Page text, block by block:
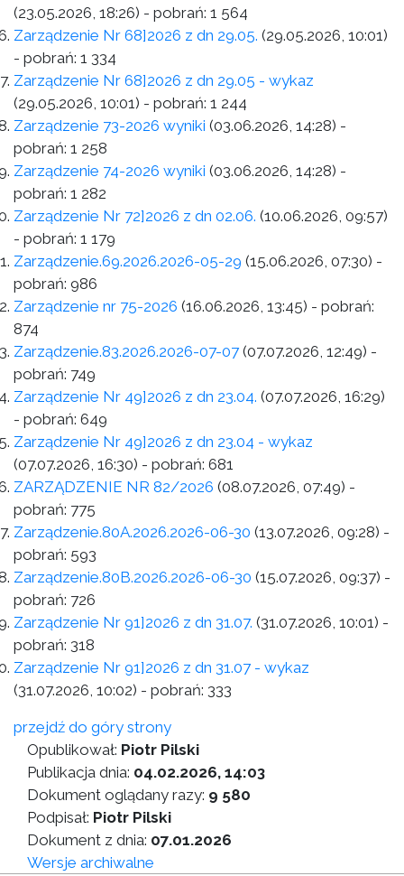
(23.05.2026, 18:26) - pobrań: 1 564
Zarządzenie Nr 68]2026 z dn 29.05. (29.05.2026, 10:01)
- pobrań: 1 334
Zarządzenie Nr 68]2026 z dn 29.05 - wykaz
(29.05.2026, 10:01) - pobrań: 1 244
Zarządzenie 73-2026 wyniki (03.06.2026, 14:28) -
pobrań: 1 258
Zarządzenie 74-2026 wyniki (03.06.2026, 14:28) -
pobrań: 1 282
Zarządzenie Nr 72]2026 z dn 02.06. (10.06.2026, 09:57)
- pobrań: 1 179
Zarządzenie.69.2026.2026-05-29 (15.06.2026, 07:30) -
pobrań: 986
Zarządzenie nr 75-2026 (16.06.2026, 13:45) - pobrań:
874
Zarządzenie.83.2026.2026-07-07 (07.07.2026, 12:49) -
pobrań: 749
Zarządzenie Nr 49]2026 z dn 23.04. (07.07.2026, 16:29)
- pobrań: 649
Zarządzenie Nr 49]2026 z dn 23.04 - wykaz
(07.07.2026, 16:30) - pobrań: 681
ZARZĄDZENIE NR 82/2026 (08.07.2026, 07:49) -
pobrań: 775
Zarządzenie.80A.2026.2026-06-30 (13.07.2026, 09:28) -
pobrań: 593
Zarządzenie.80B.2026.2026-06-30 (15.07.2026, 09:37) -
pobrań: 726
Zarządzenie Nr 91]2026 z dn 31.07. (31.07.2026, 10:01) -
pobrań: 318
Zarządzenie Nr 91]2026 z dn 31.07 - wykaz
(31.07.2026, 10:02) - pobrań: 333
przejdź do góry strony
Opublikował: Piotr Pilski
Publikacja dnia: 04.02.2026, 14:03
Dokument oglądany razy: 9 580
Podpisał: Piotr Pilski
Dokument z dnia: 07.01.2026
Wersje archiwalne